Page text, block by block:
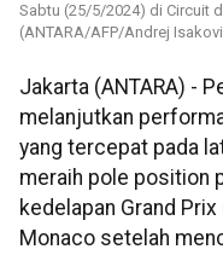
Sabtu (25/5/2024) di Circuit
(ANTARA/AFP/Andrej
Jakarta (ANTARA) -
melanjutkan
yang tercepat pada
meraih pole position
kedelapan Grand
Monaco setelah